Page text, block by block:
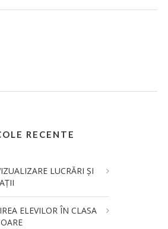
RECENTE
LUCRĂRI ȘI
ELEVILOR ÎN CLASA